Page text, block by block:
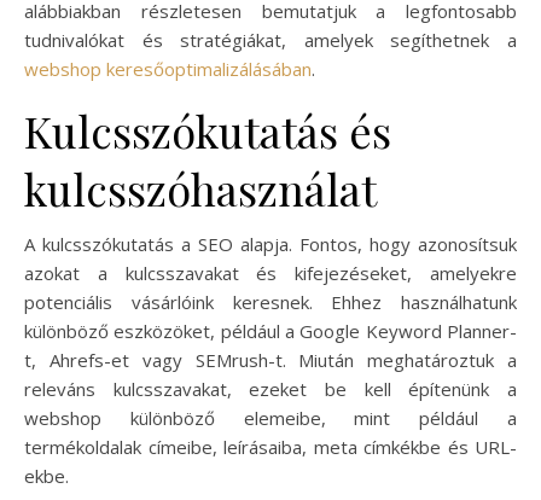
alábbiakban részletesen bemutatjuk a legfontosabb
tudnivalókat és stratégiákat, amelyek segíthetnek a
webshop keresőoptimalizálásában.
Kulcsszókutatás és
kulcsszóhasználat
A kulcsszókutatás a SEO alapja. Fontos, hogy azonosítsuk
azokat a kulcsszavakat és kifejezéseket, amelyekre
potenciális vásárlóink keresnek. Ehhez használhatunk
különböző eszközöket, például a Google Keyword Planner-
t, Ahrefs-et vagy SEMrush-t. Miután meghatároztuk a
releváns kulcsszavakat, ezeket be kell építenünk a
webshop különböző elemeibe, mint például a
termékoldalak címeibe, leírásaiba, meta címkékbe és URL-
ekbe.